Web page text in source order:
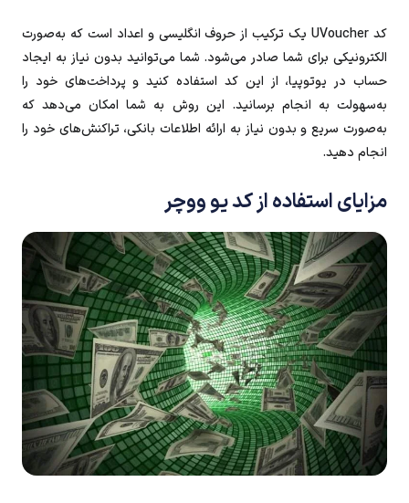
کد UVoucher یک ترکیب از حروف انگلیسی و اعداد است که به‌صورت
الکترونیکی برای شما صادر می‌شود. شما می‌توانید بدون نیاز به ایجاد
حساب در یوتوپیا، از این کد استفاده کنید و پرداخت‌های خود را
به‌سهولت به انجام برسانید. این روش به شما امکان می‌دهد که
به‌صورت سریع و بدون نیاز به ارائه اطلاعات بانکی، تراکنش‌های خود را
انجام دهید.
مزایای استفاده از کد یو ووچر